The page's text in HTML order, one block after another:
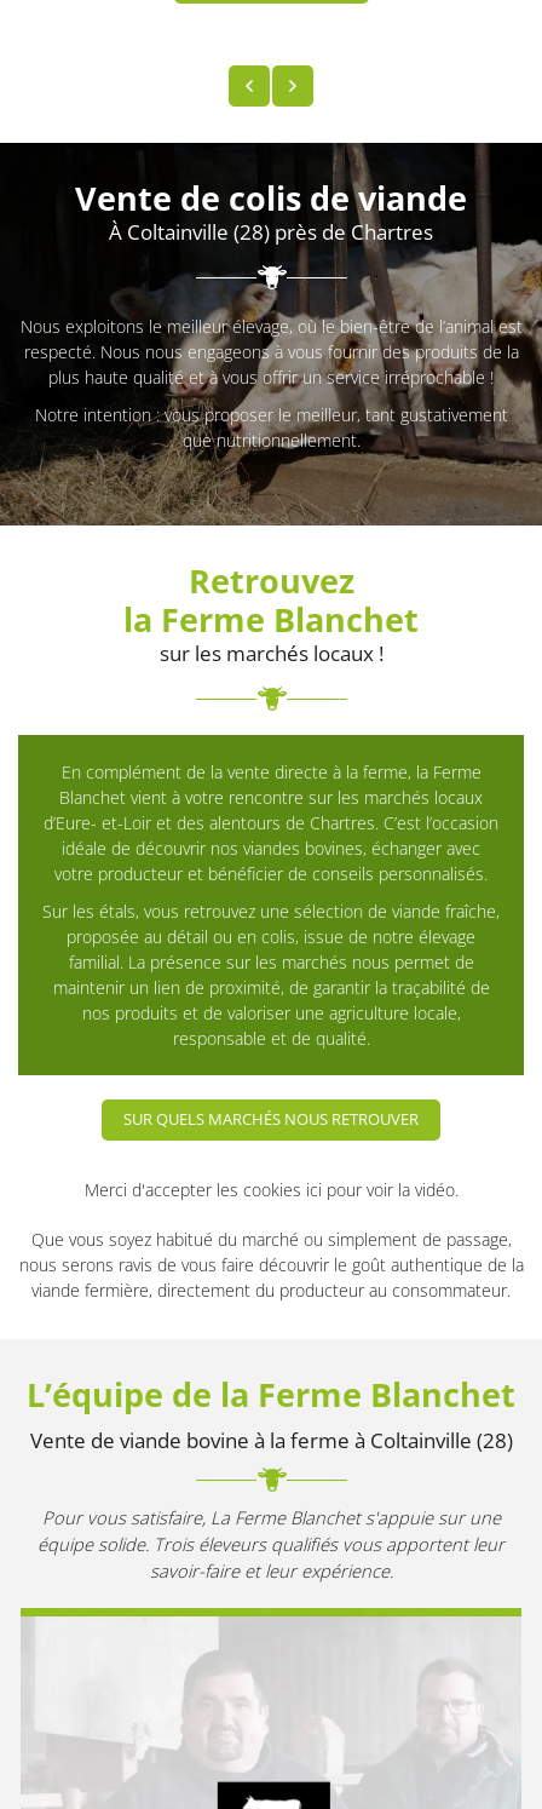
ACCUEIL
– BOUTIQUE
MARCHÉS
ACTUALITÉS
CONTACT
Rejoignez-
Restez
INSCRIPTION
Vente de colis de viande
À Coltainville (28) près de Chartres
Nous exploitons le meilleur élevage, où le bien-être de l’animal est
respecté. Nous nous engageons à vous fournir des produits de la
plus haute qualité et à vous offrir un service irréprochable !
Notre intention : vous proposer le meilleur, tant gustativement
que nutritionnellement.
Retrouvez
la Ferme Blanchet
sur les marchés locaux !
En complément de la vente directe à la ferme, la Ferme
Blanchet vient à votre rencontre sur les marchés locaux
d’Eure- et-Loir et des alentours de Chartres. C’est l’occasion
idéale de découvrir nos viandes bovines, échanger avec
votre producteur et bénéficier de conseils personnalisés.
Sur les étals, vous retrouvez une sélection de viande fraîche,
proposée au détail ou en colis, issue de notre élevage
familial. La présence sur les marchés nous permet de
maintenir un lien de proximité, de garantir la traçabilité de
nos produits et de valoriser une agriculture locale,
responsable et de qualité.
SUR QUELS MARCHÉS NOUS RETROUVER
Merci d'accepter les cookies ici pour voir la vidéo.
Que vous soyez habitué du marché ou simplement de passage,
nous serons ravis de vous faire découvrir le goût authentique de la
viande fermière, directement du producteur au consommateur.
L’équipe de la Ferme Blanchet
Vente de viande bovine à la ferme à Coltainville (28)
Pour vous satisfaire, La Ferme Blanchet s'appuie sur une
équipe solide. Trois éleveurs qualifiés vous apportent leur
savoir-faire et leur expérience.